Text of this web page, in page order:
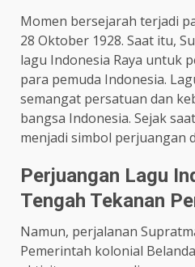
Momen bersejarah terjadi
28 Oktober 1928. Saat itu,
lagu Indonesia Raya untuk
para pemuda Indonesia.
semangat persatuan dan
bangsa Indonesia. Sejak
menjadi simbol perjuangan
Perjuangan Lagu
Tengah Tekanan
Namun, perjalanan
Pemerintah kolonial